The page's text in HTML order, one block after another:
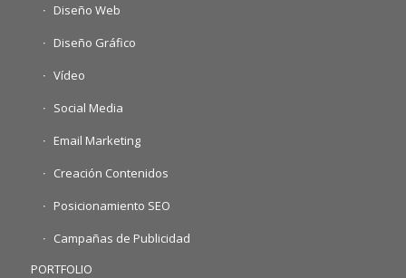
Diseño Web
Diseño Gráfico
Vídeo
Social Media
Email Marketing
Creación Contenidos
Posicionamiento SEO
Campañas de Publicidad
PORTFOLIO